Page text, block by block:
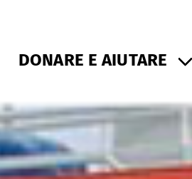
DONARE E AIUTARE